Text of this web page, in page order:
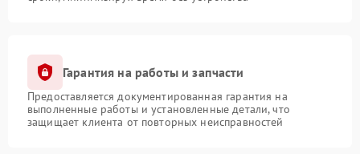
Гарантия на работы и запчасти
Предоставляется документированная гарантия на
выполненные работы и установленные детали, что
защищает клиента от повторных неисправностей